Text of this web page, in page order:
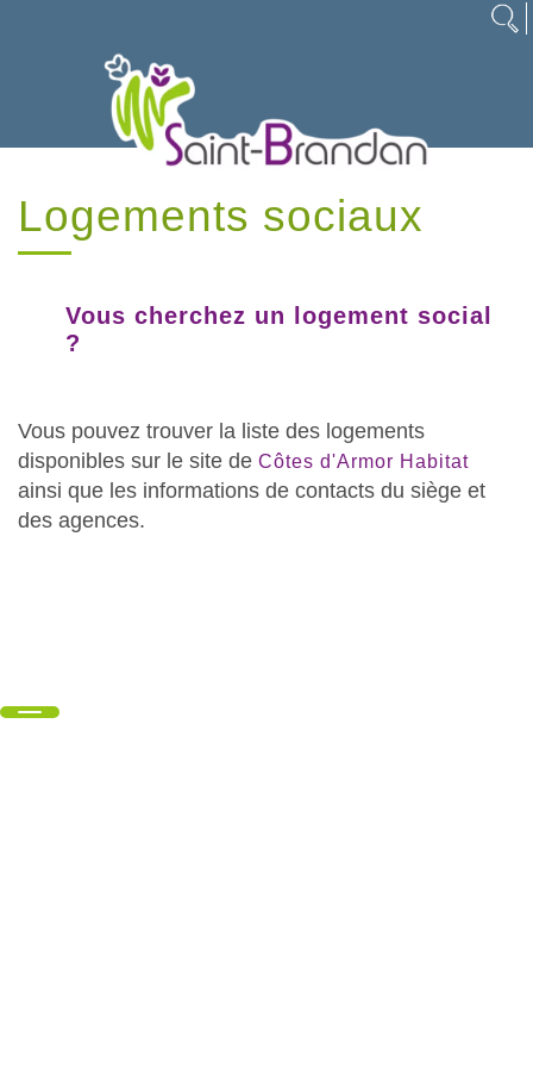
Logements sociaux
Vous cherchez un logement social
?
Vous pouvez trouver la liste des logements
disponibles sur le site de Côtes d'Armor Habitat
ainsi que les informations de contacts du siège et
des agences.